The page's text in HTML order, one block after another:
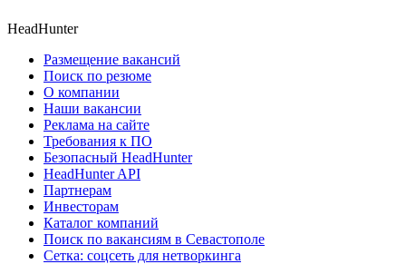
HeadHunter
Размещение вакансий
Поиск по резюме
О компании
Наши вакансии
Реклама на сайте
Требования к ПО
Безопасный HeadHunter
HeadHunter API
Партнерам
Инвесторам
Каталог компаний
Поиск по вакансиям в Севастополе
Сетка: соцсеть для нетворкинга